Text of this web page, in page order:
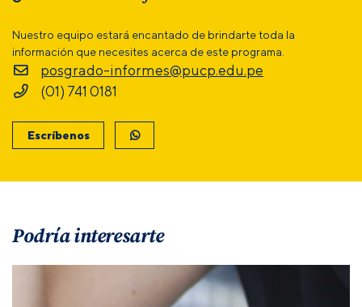
Nuestro equipo estará encantado de brindarte toda la
información que necesites acerca de este programa.
posgrado-informes@pucp.edu.pe
(01) 741 0181
Escríbenos
Podría interesarte